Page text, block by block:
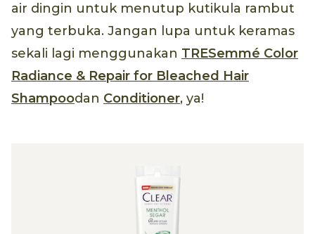
air dingin untuk menutup kutikula rambut
yang terbuka. Jangan lupa untuk keramas
sekali lagi menggunakan TRESemmé Color
Radiance & Repair for Bleached Hair
Shampoodan Conditioner, ya!